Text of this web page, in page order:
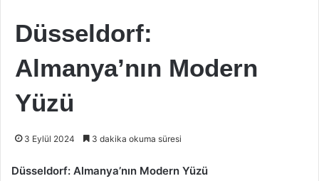
Düsseldorf:
Almanya’nın Modern
Yüzü
3 Eylül 2024 3 dakika okuma süresi
Düsseldorf: Almanya’nın Modern Yüzü